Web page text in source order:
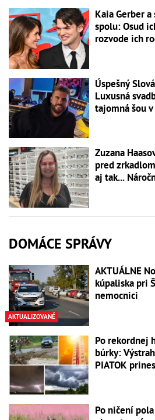
Kaia Gerber a
spolu: Osud
rozvode ich
Úspešný
Luxusná
tajomná šou
Zuzana
pred
aj tak...
DOMÁCE SPRÁVY
AKTUALIZOVANÉ
AKTUÁLNE
kúpaliska pri
nemocnici
Po rekordnej
búrky:
PIATOK
Po ničení